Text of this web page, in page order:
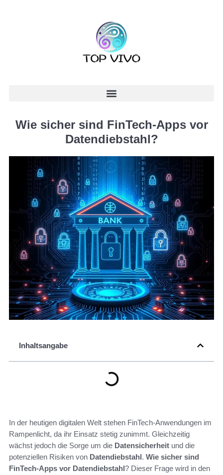
Wie sicher sind FinTech-Apps vor
Datendiebstahl?
Inhaltsangabe
In der heutigen digitalen Welt stehen FinTech-Anwendungen im
Rampenlicht, da ihr Einsatz stetig zunimmt. Gleichzeitig
wächst jedoch die Sorge um die Datensicherheit und die
potenziellen Risiken von Datendiebstahl. Wie sicher sind
FinTech-Apps vor Datendiebstahl? Dieser Frage wird in den